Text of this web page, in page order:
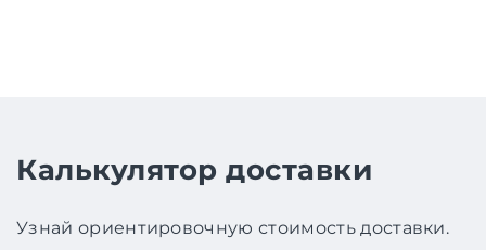
Калькулятор доставки
Узнай ориентировочную стоимость доставки.